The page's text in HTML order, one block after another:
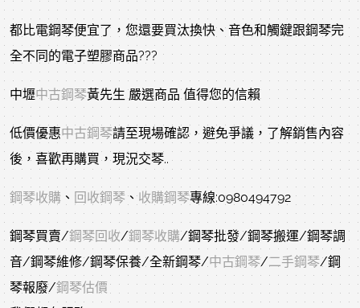
都比電鋼琴便宜了，您還要買汰換快、音色和觸鍵跟鋼琴完
全不同的電子塑膠商品???
中壢中古鋼琴黃先生 嚴選商品 值得您的信賴
低價優惠中古鋼琴請至現場確認，避免爭議，了解銷售內容
後，喜歡再購買，現況交琴..
鋼琴收購 、 回收鋼琴、收購鋼琴專線:0980494792
鋼琴買賣/鋼琴回收/鋼琴收購/鋼琴批發/鋼琴搬運/鋼琴調
音/鋼琴維修/鋼琴保養/全新鋼琴/中古鋼琴/二手鋼琴/鋼
琴報廢/鋼琴估價